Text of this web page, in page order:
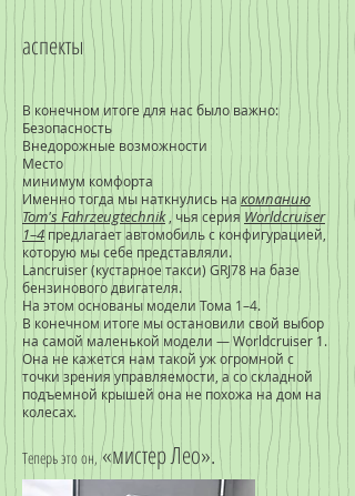
аспекты
В конечном итоге для нас было важно:
Безопасность
Внедорожные возможности
Место
минимум комфорта
Именно тогда мы наткнулись на компанию
Tom's Fahrzeugtechnik, чья серия Worldcruiser
1–4 предлагает автомобиль с конфигурацией,
которую мы себе представляли.
Lancruiser (кустарное такси) GRJ78 на базе
бензинового двигателя.
На этом основаны модели Тома 1–4.
В конечном итоге мы остановили свой выбор
на самой маленькой модели — Worldcruiser 1.
Она не кажется нам такой уж огромной с
точки зрения управляемости, а со складной
подъемной крышей она не похожа на дом на
колесах.
Теперь это он,«мистер Лео».